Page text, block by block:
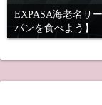
EXPASA海老名サ
パンを食べよう】